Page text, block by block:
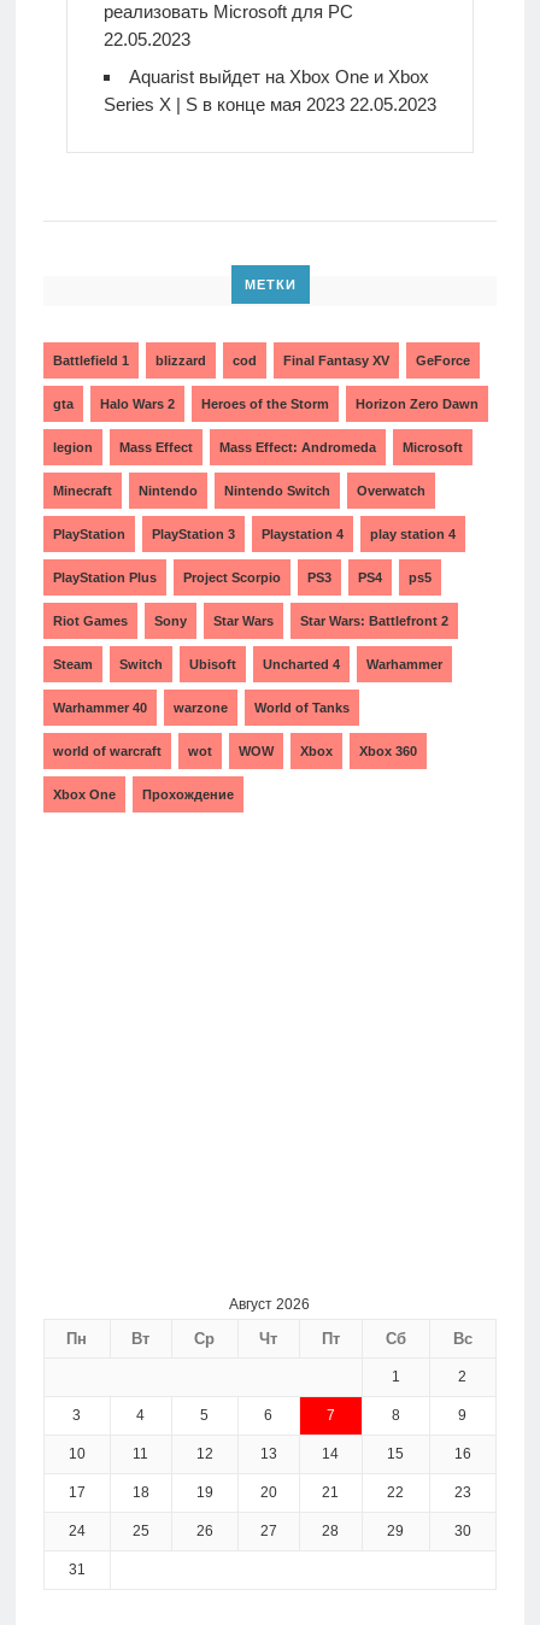
реализовать Microsoft для PC
22.05.2023
Aquarist выйдет на Xbox One и Xbox
Series X | S в конце мая 2023 22.05.2023
МЕТКИ
Battlefield 1 blizzard cod Final Fantasy XV GeForce
gta Halo Wars 2 Heroes of the Storm Horizon Zero Dawn
legion Mass Effect Mass Effect: Andromeda Microsoft
Minecraft Nintendo Nintendo Switch Overwatch
PlayStation PlayStation 3 Playstation 4 play station 4
PlayStation Plus Project Scorpio PS3 PS4 ps5
Riot Games Sony Star Wars Star Wars: Battlefront 2
Steam Switch Ubisoft Uncharted 4 Warhammer
Warhammer 40 warzone World of Tanks
world of warcraft wot WOW Xbox Xbox 360
Xbox One Прохождение
Август 2026
Пн Вт Ср Чт Пт Сб Вс
1 2
3 4 5 6 7 8 9
10 11 12 13 14 15 16
17 18 19 20 21 22 23
24 25 26 27 28 29 30
31